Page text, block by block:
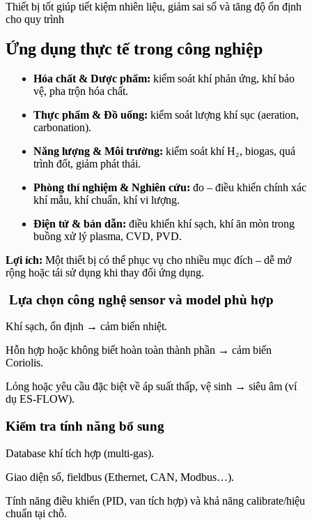
Thiết bị tốt giúp tiết kiệm nhiên liệu, giảm sai số và tăng độ ổn định
cho quy trình
Ứng dụng thực tế trong công nghiệp
Hóa chất & Dược phẩm: kiểm soát khí phản ứng, khí bảo
vệ, pha trộn hóa chất.
Thực phẩm & Đồ uống: kiểm soát lượng khí sục (aeration,
carbonation).
Năng lượng & Môi trường: kiểm soát khí H₂, biogas, quá
trình đốt, giảm phát thải.
Phòng thí nghiệm & Nghiên cứu: đo – điều khiển chính xác
khí mẫu, khí chuẩn, khí vi lượng.
Điện tử & bán dẫn: điều khiển khí sạch, khí ăn mòn trong
buồng xử lý plasma, CVD, PVD.
Lợi ích: Một thiết bị có thể phục vụ cho nhiều mục đích – dễ mở
rộng hoặc tái sử dụng khi thay đổi ứng dụng.
Lựa chọn công nghệ sensor và model phù hợp
Khí sạch, ổn định → cảm biến nhiệt.
Hỗn hợp hoặc không biết hoàn toàn thành phần → cảm biến
Coriolis.
Lỏng hoặc yêu cầu đặc biệt về áp suất thấp, vệ sinh → siêu âm (ví
dụ ES-FLOW).
Kiểm tra tính năng bổ sung
Database khí tích hợp (multi-gas).
Giao diện số, fieldbus (Ethernet, CAN, Modbus…).
Tính năng điều khiển (PID, van tích hợp) và khả năng calibrate/hiệu
chuẩn tại chỗ.